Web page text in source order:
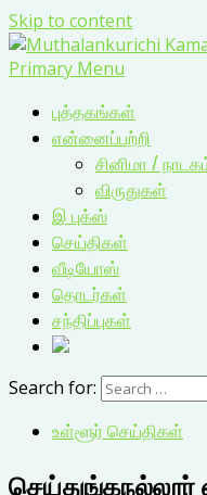
Skip to content
Primary Menu
புத்தகங்கள்
என்னைப்பற்றி
சினிமா /
விருதுகள்
இ புக்ஸ்
செய்திகள்
வீடியோஸ்
தொடர்கள்
சந்திப்புகள்
Search for:
உள்ளூர் செய்திகள்
செய்துங்கநல்லூர்